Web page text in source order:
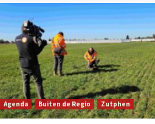
Agenda Buiten de Regio Zutphen